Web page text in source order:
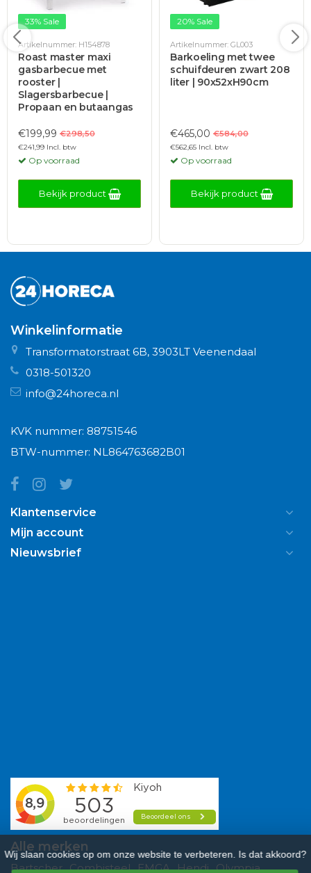
33% Sale
Artikelnummer: H154878
Roast master maxi
gasbarbecue met
rooster |
Slagersbarbecue |
Propaan en butaangas
€199,99 €298,50
€241,99 Incl. btw
Op voorraad
Bekijk product
20% Sale
Artikelnummer: GL003
Barkoeling met twee
schuifdeuren zwart 208
liter | 90x52xH90cm
€465,00 €584,00
€562,65 Incl. btw
Op voorraad
Bekijk product
Winkelinformatie
Transformatorstraat 6B, 3903LT Veenendaal
0318-501320
info@24horeca.nl
KVK nummer: 88751546
BTW-nummer: NL864763682B01
Klantenservice
Mijn account
Nieuwsbrief
Alle merken
Bartscher Combisteel EMGA Hendi Olympia
Wij slaan cookies op om onze website te verbeteren. Is dat akkoord?